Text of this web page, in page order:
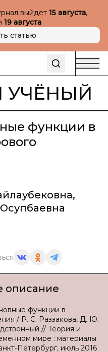
выйдет 15 августа,
19 августа
статью
УЧЁНЫЙ
функции в
,
описание
функции в
/ Р. С. Раззакова, Д. Ю.
// Теория и
мире : материалы
Петербург, июль 2016